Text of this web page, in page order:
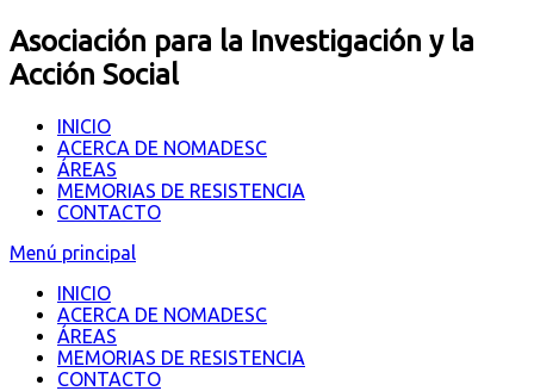
Asociación para la Investigación y la
Acción Social
INICIO
ACERCA DE NOMADESC
ÁREAS
MEMORIAS DE RESISTENCIA
CONTACTO
Menú principal
INICIO
ACERCA DE NOMADESC
ÁREAS
MEMORIAS DE RESISTENCIA
CONTACTO